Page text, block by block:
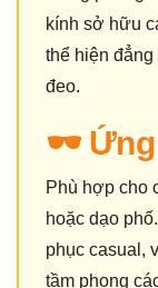
kính sở hữu
thể hiện
đeo.
🕶️ Ứng
Phù hợp cho
hoặc dạo
phục casual,
tầm phong